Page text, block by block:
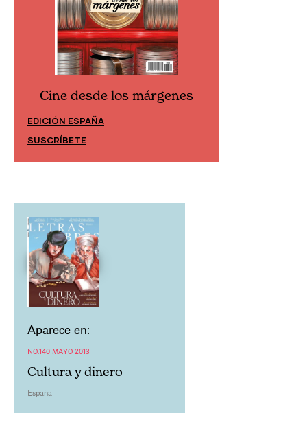
Cine desde los márgenes
EDICIÓN ESPAÑA
SUSCRÍBETE
Aparece en:
NO.140 MAYO 2013
Cultura y dinero
España